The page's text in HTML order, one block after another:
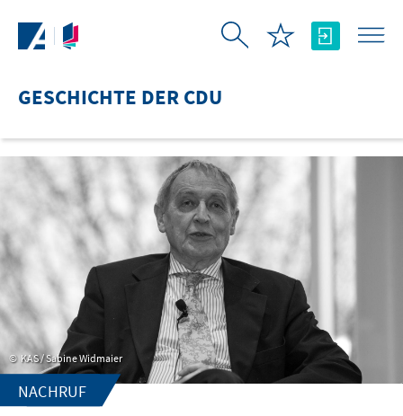
GESCHICHTE DER CDU
KAS / Sabine Widmaier
NACHRUF